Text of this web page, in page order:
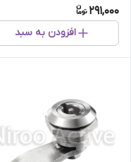
291,000
افزودن به سبد